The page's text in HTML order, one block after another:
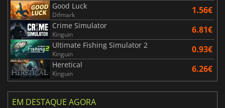
Good Luck
Difmark 1.56€
Crime Simulator
Kinguin 6.81€
Ultimate Fishing Simulator 2
Kinguin 0.93€
Heretical
Kinguin 6.26€
EM DESTAQUE AGORA